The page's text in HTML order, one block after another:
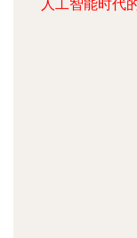
人工智能时代